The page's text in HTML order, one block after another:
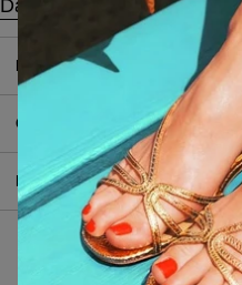
Datos técnicos
Produttore:
Contenuto
Pao: